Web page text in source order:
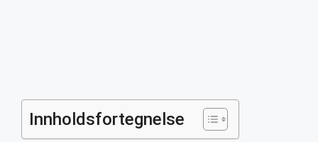
Innholdsfortegnelse